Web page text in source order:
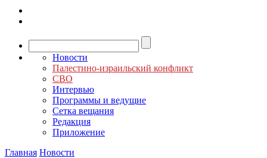
Новости
Палестино-израильский конфликт
СВО
Интервью
Программы и ведущие
Сетка вещания
Редакция
Приложение
Главная Новости